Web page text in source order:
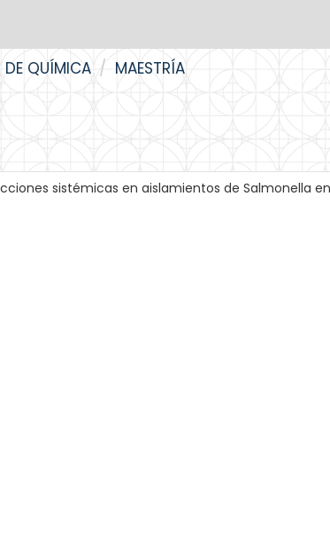
DE QUÍMICA
MAESTRÍA
sistémicas en aislamientos de Salmonella